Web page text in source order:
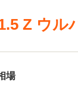
Z ウル
場